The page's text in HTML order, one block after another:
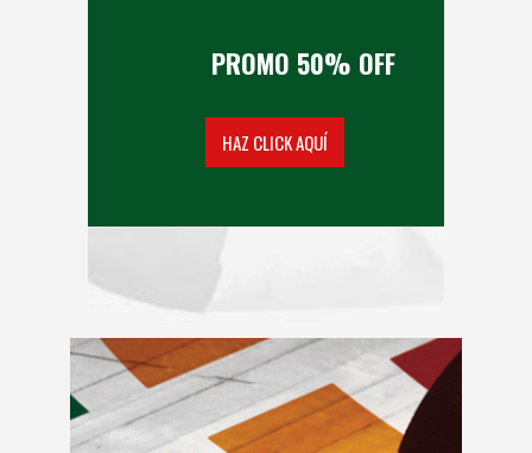
PROMO 50% OFF
HAZ CLICK AQUÍ